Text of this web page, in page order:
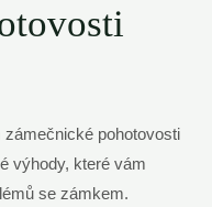
pohotovosti
výhody,‌ které vám
se zámkem.